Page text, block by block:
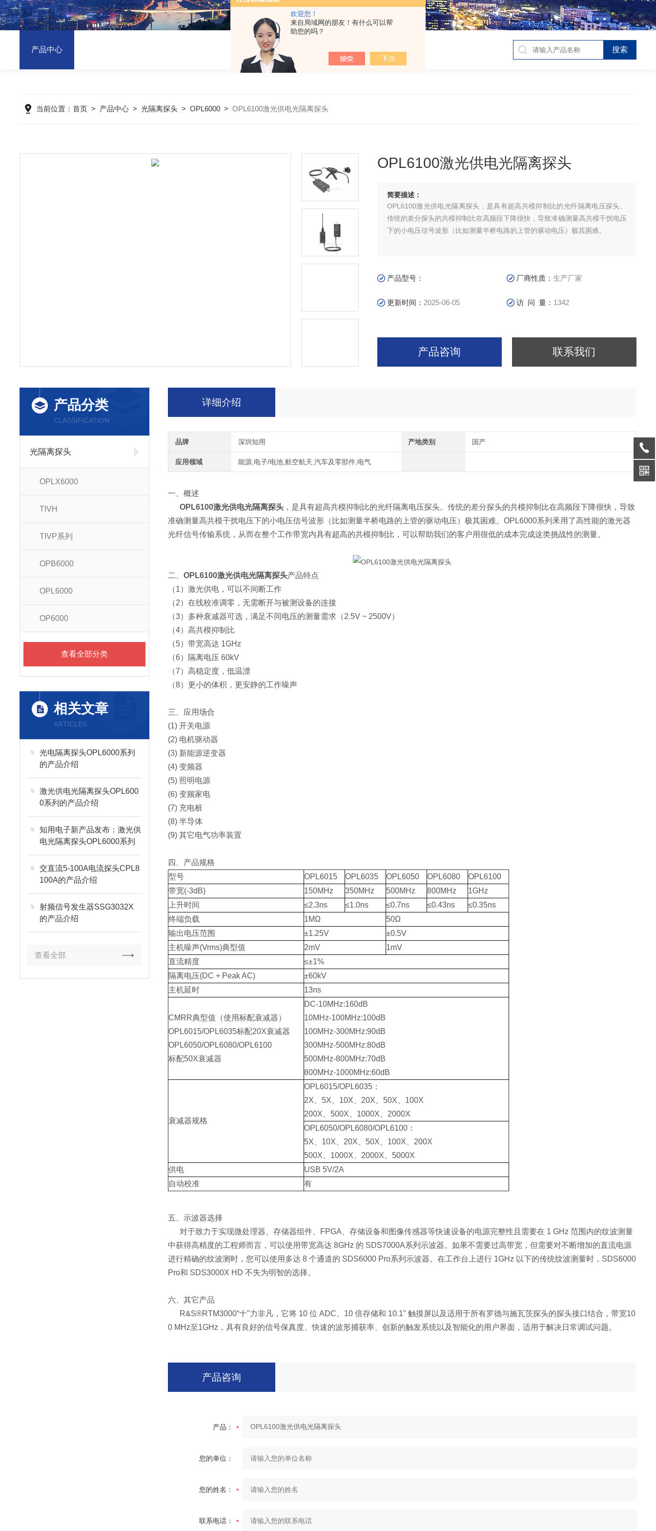
欢迎您！
来自局域网的朋友！有什么可以帮
助您的吗？
产品中心
当前位置：首页 > 产品中心 >光隔离探头 >OPL6000 >OPL6100激光供电光隔离探头
OPL6100激光供电光隔离探头
简要描述：
OPL6100激光供电光隔离探头，是具有超高共模抑制比的光纤隔离电压探头。
传统的差分探头的共模抑制比在高频段下降很快，导致准确测量高共模干扰电压
下的小电压信号波形（比如测量半桥电路的上管的驱动电压）极其困难。
产品型号： 厂商性质：生产厂家
更新时间： 2025-06-05 访 问 量： 1342
产品咨询 联系我们
产品分类
CLASSIFICATION
光隔离探头
OPLX6000
TIVH
TIVP系列
OPB6000
OPL6000
OP6000
查看全部分类
相关文章
ARTICLES
光电隔离探头OPL6000系列
的产品介绍
激光供电光隔离探头OPL600
0系列的产品介绍
知用电子新产品发布：激光供
电光隔离探头OPL6000系列
（1GHz）
交直流5-100A电流探头CPL8
100A的产品介绍
射频信号发生器SSG3032X
的产品介绍
查看全部
详细介绍
品牌 深圳知用 产地类别 国产
应用领域 能源,电子/电池,航空航天,汽车及零部件,电气
一、概述
OPL6100激光供电光隔离探头，是具有超高共模抑制比的光纤隔离电压探头。传统的差分探头的共模抑制比在高频段下降很快，导致
准确测量高共模干扰电压下的小电压信号波形（比如测量半桥电路的上管的驱动电压）极其困难。OPL6000系列釆用了高性能的激光器
光纤信号传输系统，从而在整个工作带宽内具有超高的共模抑制比，可以帮助我们的客户用很低的成本完成这类挑战性的测量。
二、 OPL6100激光供电光隔离探头产品特点
（1）激光供电，可以不间断工作
（2）在线校准调零，无需断开与被测设备的连接
（3）多种衰减器可选，满足不同电压的测量需求（2.5V ~ 2500V）
（4）高共模抑制比
（5）带宽高达 1GHz
（6）隔离电压 60kV
（7）高稳定度，低温漂
（8）更小的体积，更安静的工作噪声
三、应用场合
(1) 开关电源
(2) 电机驱动器
(3) 新能源逆变器
(4) 变频器
(5) 照明电源
(6) 变频家电
(7) 充电桩
(8) 半导体
(9) 其它电气功率装置
四、产品规格
型号
OPL6015 OPL6035 OPL6050 OPL6080
OPL6100
带宽(-3dB)
150MHz 350MHz 500MHz 800MHz
1GHz
上升时间
≤2.3ns ≤1.0ns ≤0.7ns ≤0.43ns
≤0.35ns
终端负载
1MΩ
50Ω
输出电压范围
±1.25V
±0.5V
主机噪声(Vrms)典型值
2mV
1mV
直流精度
≤±1%
隔离电压(DC + Peak AC)
±60kV
主机延时
13ns
CMRR典型值（使用标配衰减器）
OPL6015/OPL6035标配20X衰减器
OPL6050/OPL6080/OPL6100
标配50X衰减器
DC-10MHz:160dB
10MHz-100MHz:100dB
100MHz-300MHz:90dB
300MHz-500MHz:80dB
500MHz-800MHz:70dB
800MHz-1000MHz:60dB
衰减器规格
OPL6015/OPL6035：
2X、5X、10X、20X、50X、100X
200X、500X、1000X、2000X
OPL6050/OPL6080/OPL6100：
5X、10X、20X、50X、100X、200X
500X、1000X、2000X、5000X
供电
USB 5V/2A
自动校准
有
五、示波器选择
对于致力于实现微处理器、存储器组件、FPGA、存储设备和图像传感器等快速设备的电源完整性且需要在 1 GHz 范围内的纹波测量
中获得高精度的工程师而言，可以使用带宽高达 8GHz 的 SDS7000A系列示波器。如果不需要过高带宽，但需要对不断增加的直流电源
进行精确的纹波测时，您可以使用多达 8 个通道的 SDS6000 Pro系列示波器。在工作台上进行 1GHz 以下的传统纹波测量时， SDS6000
Pro和 SDS3000X HD 不失为明智的选择。
六、其它产品
R&S®RTM3000“十"力非凡，它将 10 位 ADC、10 倍存储和 10.1" 触摸屏以及适用于所有罗德与施瓦茨探头的探头接口结合，带宽10
0 MHz至1GHz，具有良好的信号保真度、快速的波形捕获率、创新的触发系统以及智能化的用户界面，适用于解决日常调试问题。
产品咨询
产品：
您的单位：
您的姓名：
联系电话：